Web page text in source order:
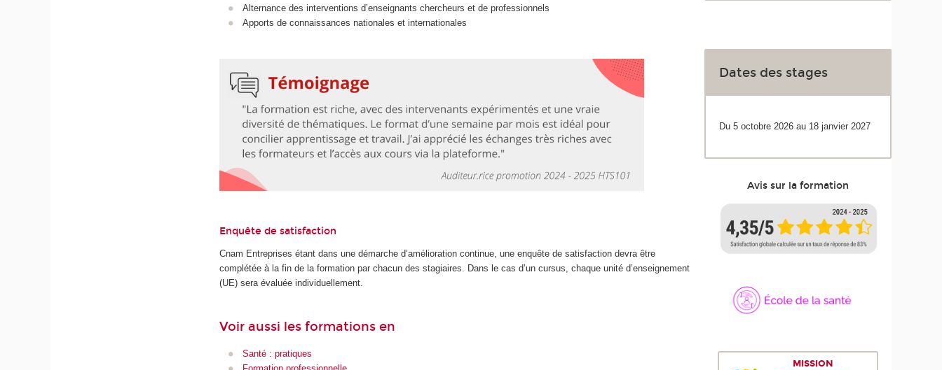
Alternance des interventions d’enseignants chercheurs et de professionnels
Apports de connaissances nationales et internationales
Enquête de satisfaction
Cnam Entreprises étant dans une démarche d’amélioration continue, une enquête de satisfaction devra être
complétée à la fin de la formation par chacun des stagiaires. Dans le cas d’un cursus, chaque unité d’enseignement
(UE) sera évaluée individuellement.
Voir aussi les formations en
Santé : pratiques
Dates des stages
Du 5 octobre 2026 au 18 janvier 2027
Avis sur la formation
MISSION